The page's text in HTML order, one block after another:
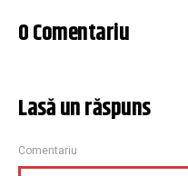
0 Comentariu
Lasă un răspuns
Comentariu